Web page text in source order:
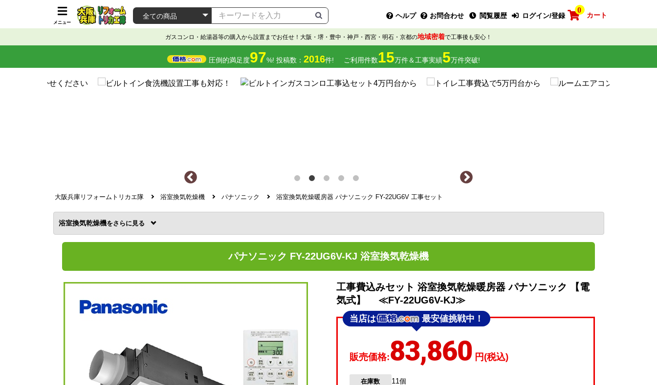
メニュー
ヘルプ お問合わせ 閲覧履歴 ログイン/登録
0
カート
ガスコンロ・給湯器等の購入から設置までお任せ！大阪・堺・豊中・神戸・西宮・明石・京都の地域密着で工事後も安心！
圧倒的満足度97%! 投稿数： 2016件! ご利用件数15万件＆工事実績5万件突破!
大阪兵庫リフォームトリカエ隊 浴室換気乾燥機 パナソニック 浴室換気乾燥暖房器 パナソニック FY-22UG6V 工事セット
浴室換気乾燥機を
パナソニック FY-22UG6V-KJ 浴室換気乾燥機
工事費込みセット 浴室換気乾燥暖房器 パナソニック 【電
気式】 ≪FY-22UG6V-KJ≫
当店は 最安値挑戦中！
販売価格:83,860 円(税込)
在庫数 11個